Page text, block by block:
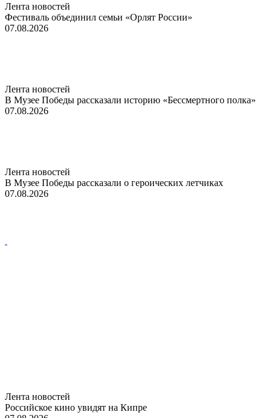
Лента новостей
Фестиваль объединил семьи «Орлят России»
07.08.2026
Лента новостей
В Музее Победы рассказали историю «Бессмертного полка»
07.08.2026
Лента новостей
В Музее Победы рассказали о героических летчиках
07.08.2026
Лента новостей
Российское кино увидят на Кипре